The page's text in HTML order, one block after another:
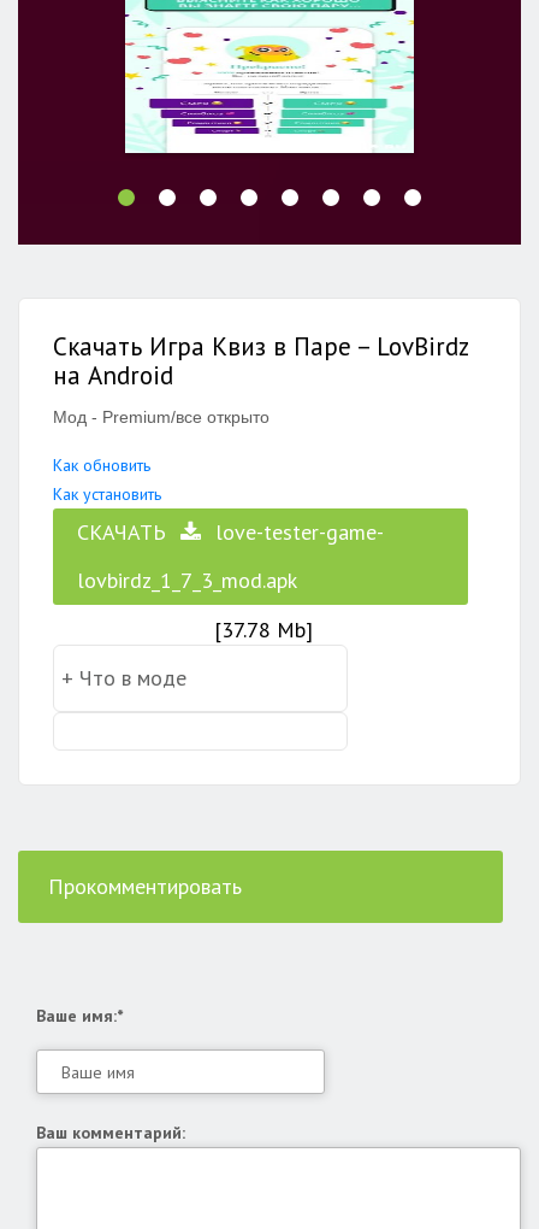
Скачать Игра Квиз в Паре – LovBirdz
на Android
Мод - Premium/все открыто
Как обновить
Как установить
СКАЧАТЬ
love-tester-game-
lovbirdz_1_7_3_mod.apk
[37.78 Mb]
Прокомментировать
Ваше имя:*
Ваш комментарий: